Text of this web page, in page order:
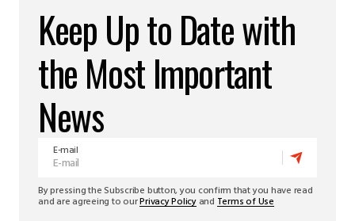
Keep Up to Date with
the Most Important
News
E-mail
By pressing the Subscribe button, you confirm that you have read
and are agreeing to ourPrivacy Policyand Terms of Use